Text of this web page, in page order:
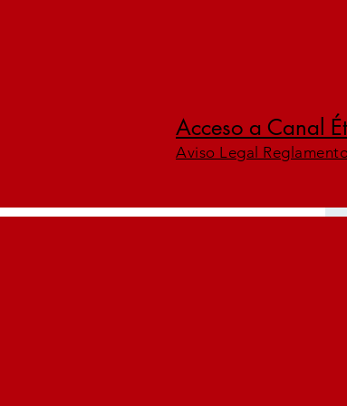
Acceso a Canal
Aviso Legal